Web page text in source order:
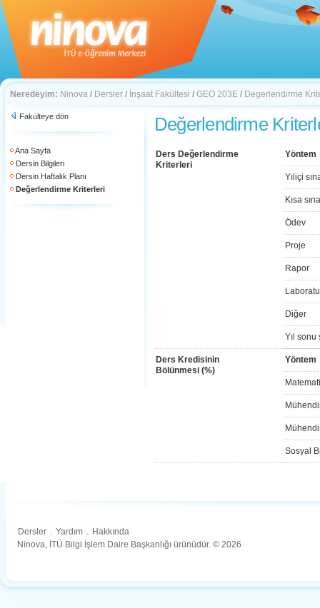
Neredeyim: Ninova / Dersler / İnşaat Fakültesi / GEO 203E / Degerlendirme
Fakülteye dön
Ana Sayfa
Dersin Bilgileri
Dersin Haftalık Planı
Değerlendirme Kriterleri
Değerlendirme
Ders Değerlendirme
Kriterleri
Yöntem
Yıliçi
Kısa
Ödev
Proje
Rapor
Diğer
Yıl sonu
Ders Kredisinin
Bölünmesi (%)
Yöntem
Sosyal
Dersler . Yardım . Hakkında
Ninova, İTÜ Bilgi İşlem Daire Başkanlığı ürünüdür. © 2026